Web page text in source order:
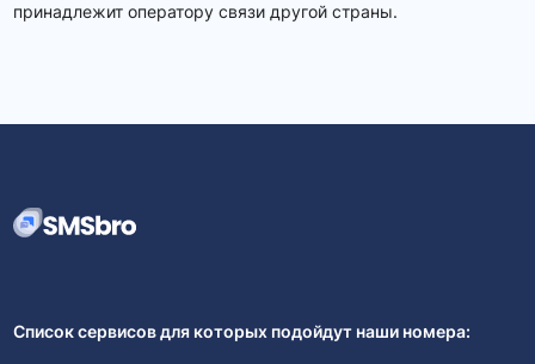
принадлежит оператору связи другой страны.
Список сервисов для которых подойдут наши номера: